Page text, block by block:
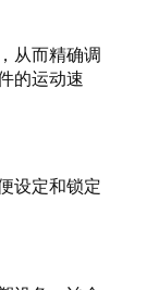
从而精确调
的运动速
设定和锁定